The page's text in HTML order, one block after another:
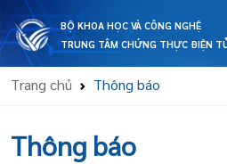
BỘ KHOA HỌC VÀ CÔNG NGHỆ
TRUNG TÂM CHỨNG THỰC ĐIỆN
Trang chủ Thông báo
Thông báo